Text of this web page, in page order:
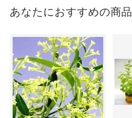
あなたにおすすめの商品